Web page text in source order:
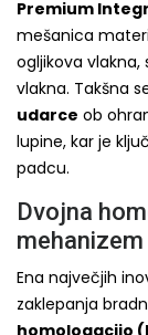
Premium
mešanica
ogljikova
vlakna. Takšna
udarce ob
lupine, kar je
padcu.
Dvojna
Ena največjih
zaklepanja
homologacijo